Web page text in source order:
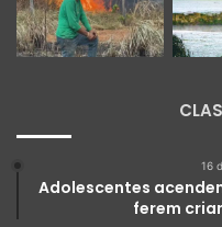
16
Adolescentes
ferem